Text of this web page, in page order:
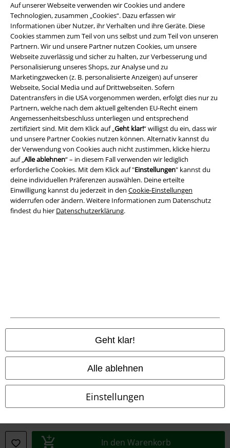
Auf unserer Webseite verwenden wir Cookies und andere
Technologien, zusammen „Cookies“. Dazu erfassen wir
Informationen über Nutzer, ihr Verhalten und ihre Geräte. Diese
Cookies stammen zum Teil von uns selbst und zum Teil von unseren
Partnern. Wir und unsere Partner nutzen Cookies, um unsere
Webseite zuverlässig und sicher zu halten, zur Verbesserung und
Personalisierung unseres Shops, zur Analyse und zu
Marketingzwecken (z. B. personalisierte Anzeigen) auf unserer
Webseite, Social Media und auf Drittwebseiten. Sofern
Datentransfers in die USA vorgenommen werden, erfolgt dies nur zu
Partnern, welche nach dem aktuell geltenden EU-Recht einem
Angemessenheitsbeschluss unterliegen und entsprechend
zertifiziert sind. Mit dem Klick auf „Geht klar!“ willigst du ein, dass wir
und unsere Partner Cookies nutzen können. Alternativ kannst du
der Verwendung von Cookies auch nicht zustimmen, klicke hierzu
auf „Alle ablehnen“ – in diesem Fall verwenden wir lediglich
erforderliche Cookies. Mit dem Klick auf "Einstellungen" kannst du
deine individuellen Präferenzen auswählen. Deine erteilte
Einwilligung kannst du jederzeit in den Cookie-Einstellungen
widerrufen oder ändern. Weitere Informationen zum Datenschutz
findest du hier Datenschutzerklärung.
Geht klar!
Alle ablehnen
Einstellungen
In den Warenkorb
EMP App
Lade dir jetzt kostenlos unsere neue EMP App runter und genieße
die vielen neuen Funktionen und Vorteile!
A Warner Music Group Company
Impressum
Entsorgung und Umweltschutz
Konformitätserklärung
Information zur Barrierefreiheit
Cookie-Einstellungen